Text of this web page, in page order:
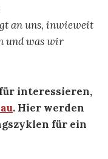
an uns, inwieweit
und was wir
interessieren,
. Hier werden
für ein